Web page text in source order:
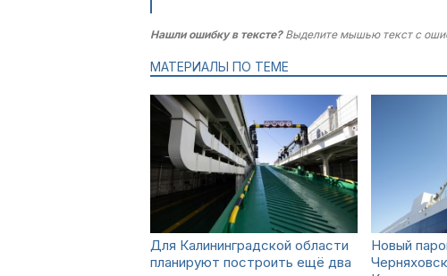
Нашли ошибку в тексте?Выделите мышью текст с
МАТЕРИАЛЫ ПО ТЕМЕ
Для Калининградской области
планируют построить ещё два
Новый